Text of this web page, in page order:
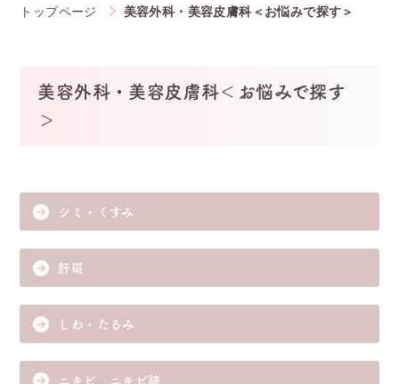
トップページ 美容外科・美容皮膚科＜お悩みで探す＞
美容外科・美容皮膚科＜お悩みで探す
＞
シミ・くすみ
肝斑
しわ・たるみ
ニキビ、ニキビ跡